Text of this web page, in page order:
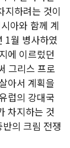
지하려는 것이
아와 함께 계
1월 병사하였
에 이르렀던
그리스 프로
아서 계획을
럽의 강대국
차지하는 것
의 크림 전쟁